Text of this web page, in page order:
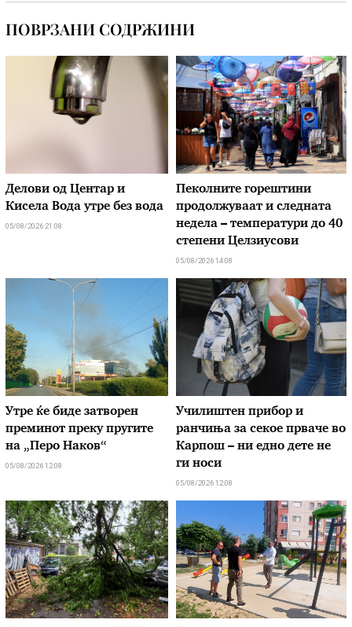
ПОВРЗАНИ СОДРЖИНИ
Делови од Центар и
Кисела Вода утре без вода
05/08/2026 21:08
Пеколните горештини
продолжуваат и следната
недела – температури до 40
степени Целзиусови
05/08/2026 14:08
Утре ќе биде затворен
преминот преку пругите
на „Перо Наков“
05/08/2026 12:08
Училиштен прибор и
ранчиња за секое прваче во
Карпош – ни едно дете не
ги носи
05/08/2026 12:08